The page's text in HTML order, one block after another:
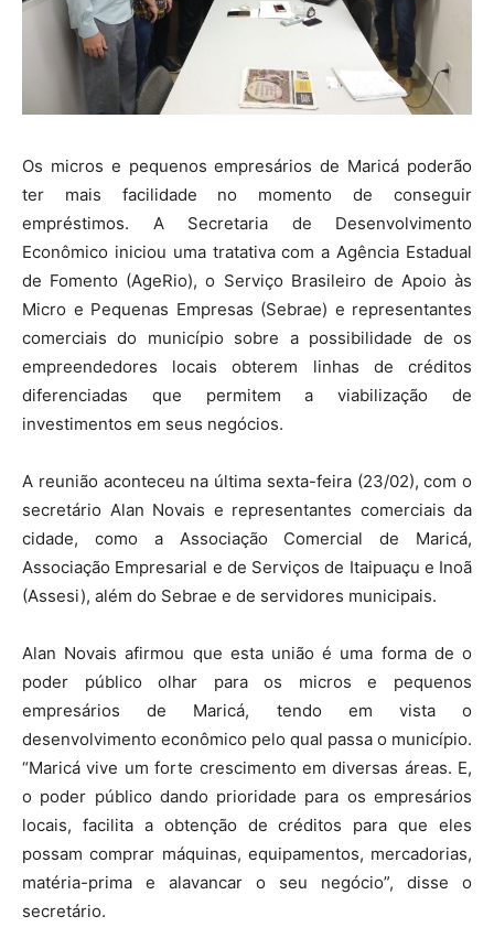
Os micros e pequenos empresários de Maricá poderão
ter mais facilidade no momento de conseguir
empréstimos. A Secretaria de Desenvolvimento
Econômico iniciou uma tratativa com a Agência Estadual
de Fomento (AgeRio), o Serviço Brasileiro de Apoio às
Micro e Pequenas Empresas (Sebrae) e representantes
comerciais do município sobre a possibilidade de os
empreendedores locais obterem linhas de créditos
diferenciadas que permitem a viabilização de
investimentos em seus negócios.
A reunião aconteceu na última sexta-feira (23/02), com o
secretário Alan Novais e representantes comerciais da
cidade, como a Associação Comercial de Maricá,
Associação Empresarial e de Serviços de Itaipuaçu e Inoã
(Assesi), além do Sebrae e de servidores municipais.
Alan Novais afirmou que esta união é uma forma de o
poder público olhar para os micros e pequenos
empresários de Maricá, tendo em vista o
desenvolvimento econômico pelo qual passa o município.
“Maricá vive um forte crescimento em diversas áreas. E,
o poder público dando prioridade para os empresários
locais, facilita a obtenção de créditos para que eles
possam comprar máquinas, equipamentos, mercadorias,
matéria-prima e alavancar o seu negócio”, disse o
secretário.